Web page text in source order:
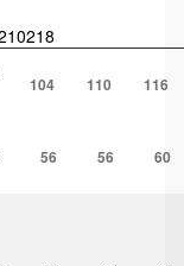
104 110 116
56 56 60